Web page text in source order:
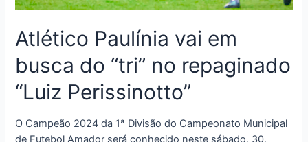
Atlético Paulínia vai em
busca do “tri” no repaginado
“Luiz Perissinotto”
O Campeão 2024 da 1ª Divisão do Campeonato Municipal
de Futebol Amador será conhecido neste sábado, 30,